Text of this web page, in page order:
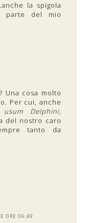
la spigola
parte del mio
Una cosa molto
Per cui, anche
usum Delphini,
del nostro caro
tanto da
ORE 06:49